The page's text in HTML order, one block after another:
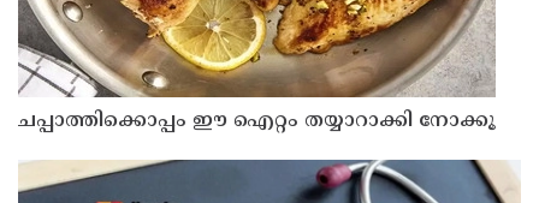
ചപ്പാത്തിക്കൊപ്പം ഈ ഐറ്റം തയ്യാറാക്കി നോക്കൂ